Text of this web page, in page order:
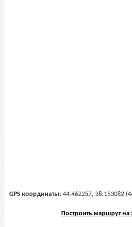
GPS координаты: 44.462257, 38.153082
Построить маршрут на